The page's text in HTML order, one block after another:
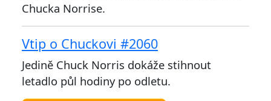
Chucka Norrise.
Vtip o Chuckovi #2060
Jedině Chuck Norris dokáže stihnout
letadlo půl hodiny po odletu.